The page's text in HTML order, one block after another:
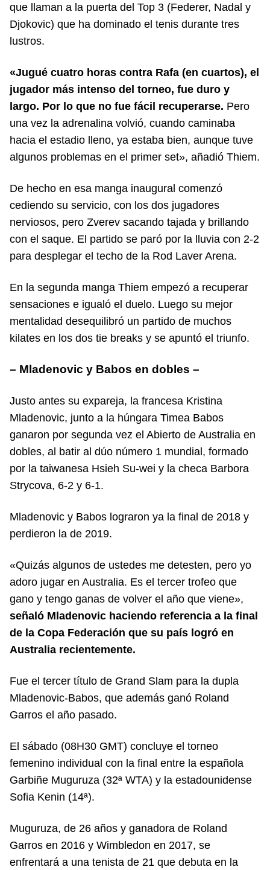
que llaman a la puerta del Top 3 (Federer, Nadal y
Djokovic) que ha dominado el tenis durante tres
lustros.
«Jugué cuatro horas contra Rafa (en cuartos), el
jugador más intenso del torneo, fue duro y
largo. Por lo que no fue fácil recuperarse. Pero
una vez la adrenalina volvió, cuando caminaba
hacia el estadio lleno, ya estaba bien, aunque tuve
algunos problemas en el primer set», añadió Thiem.
De hecho en esa manga inaugural comenzó
cediendo su servicio, con los dos jugadores
nerviosos, pero Zverev sacando tajada y brillando
con el saque. El partido se paró por la lluvia con 2-2
para desplegar el techo de la Rod Laver Arena.
En la segunda manga Thiem empezó a recuperar
sensaciones e igualó el duelo. Luego su mejor
mentalidad desequilibró un partido de muchos
kilates en los dos tie breaks y se apuntó el triunfo.
– Mladenovic y Babos en dobles –
Justo antes su expareja, la francesa Kristina
Mladenovic, junto a la húngara Timea Babos
ganaron por segunda vez el Abierto de Australia en
dobles, al batir al dúo número 1 mundial, formado
por la taiwanesa Hsieh Su-wei y la checa Barbora
Strycova, 6-2 y 6-1.
Mladenovic y Babos lograron ya la final de 2018 y
perdieron la de 2019.
«Quizás algunos de ustedes me detesten, pero yo
adoro jugar en Australia. Es el tercer trofeo que
gano y tengo ganas de volver el año que viene»,
señaló Mladenovic haciendo referencia a la final
de la Copa Federación que su país logró en
Australia recientemente.
Fue el tercer título de Grand Slam para la dupla
Mladenovic-Babos, que además ganó Roland
Garros el año pasado.
El sábado (08H30 GMT) concluye el torneo
femenino individual con la final entre la española
Garbiñe Muguruza (32ª WTA) y la estadounidense
Sofia Kenin (14ª).
Muguruza, de 26 años y ganadora de Roland
Garros en 2016 y Wimbledon en 2017, se
enfrentará a una tenista de 21 que debuta en la